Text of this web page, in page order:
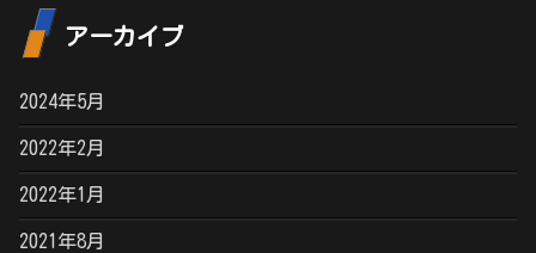
アーカイブ
2024年5月
2022年2月
2022年1月
2021年8月